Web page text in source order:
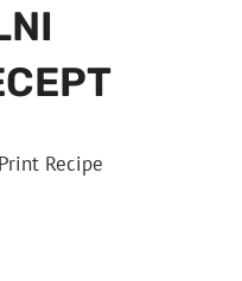
Print Recipe